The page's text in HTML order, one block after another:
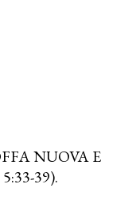
NUOVA E
39).